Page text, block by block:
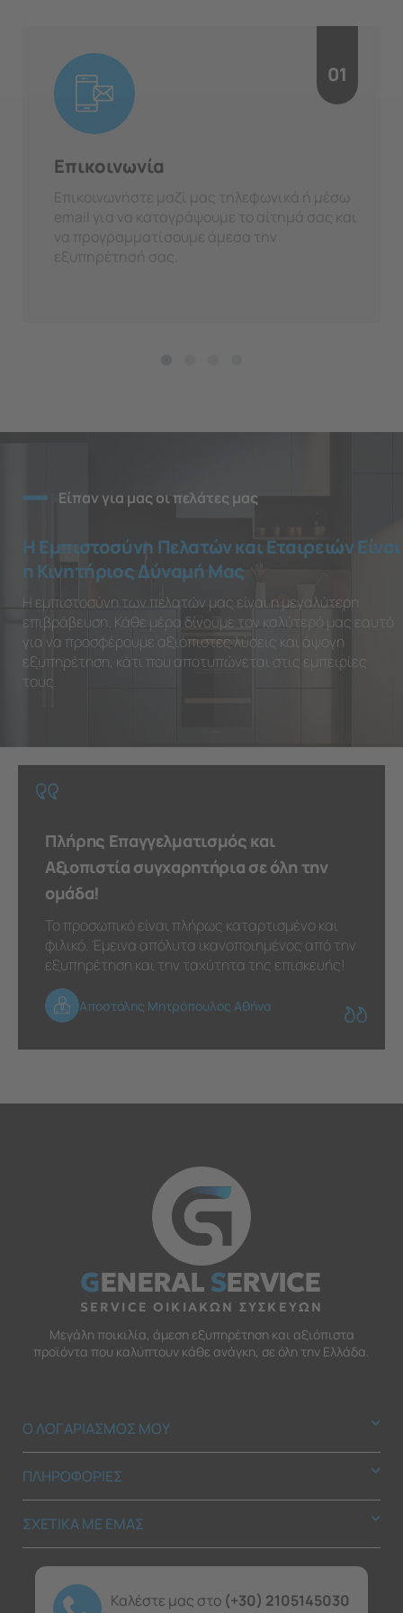
01
Επικοινωνία
Επικοινωνήστε μαζί μας τηλεφωνικά ή μέσω
email για να καταγράψουμε το αίτημά σας και
να προγραμματίσουμε άμεσα την
εξυπηρέτησή σας.
Είπαν για μας οι πελάτες μας
Η Εμπιστοσύνη Πελατών και Εταιρειών Είναι
η Κινητήριος Δύναμή Μας
Η εμπιστοσύνη των πελατών μας είναι η μεγαλύτερη
επιβράβευση. Κάθε μέρα δίνουμε τον καλύτερό μας εαυτό
για να προσφέρουμε αξιόπιστες λύσεις και άψογη
εξυπηρέτηση, κάτι που αποτυπώνεται στις εμπειρίες
τους.
Πλήρης Επαγγελματισμός και
Αξιοπιστία συγχαρητήρια σε όλη την
ομάδα!
Το προσωπικό είναι πλήρως καταρτισμένο και
φιλικό. Έμεινα απόλυτα ικανοποιημένος από την
εξυπηρέτηση και την ταχύτητα της επισκευής!
Αποστόλης Μητρόπουλος Αθήνα
GENERALSERVICE
SERVICE ΟΙΚΙΑΚΩΝ ΣΥΣΚΕΥΩΝ
Μεγάλη ποικιλία, άμεση εξυπηρέτηση και αξιόπιστα
προϊόντα που καλύπτουν κάθε ανάγκη, σε όλη την Ελλάδα.
Ο ΛΟΓΑΡΙΑΣΜΟΣ ΜΟΥ
ΠΛΗΡΟΦΟΡΙΕΣ
ΣΧΕΤΙΚΑ ΜΕ ΕΜΑΣ
Καλέστε μας στο (+30) 2105145030